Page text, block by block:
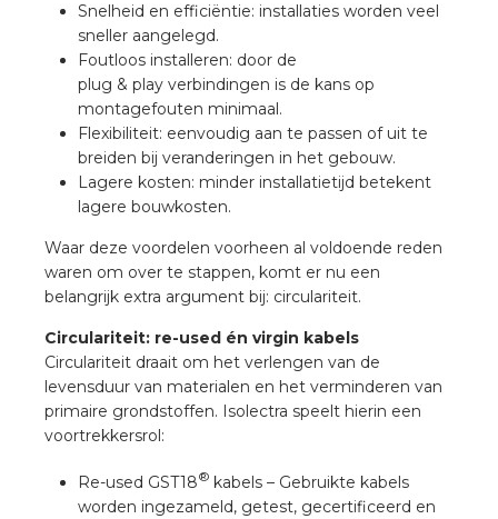
Snelheid en efficiëntie: installaties worden veel
sneller aangelegd.
Foutloos installeren: door de
plug & play verbindingen is de kans op
montagefouten minimaal.
Flexibiliteit: eenvoudig aan te passen of uit te
breiden bij veranderingen in het gebouw.
Lagere kosten: minder installatietijd betekent
lagere bouwkosten.
Waar deze voordelen voorheen al voldoende reden
waren om over te stappen, komt er nu een
belangrijk extra argument bij: circulariteit.
Circulariteit: re-used én virgin kabels
Circulariteit draait om het verlengen van de
levensduur van materialen en het verminderen van
primaire grondstoffen. Isolectra speelt hierin een
voortrekkersrol:
Re-used GST18® kabels – Gebruikte kabels
worden ingezameld, getest, gecertificeerd en
GST®
RST®
Academy